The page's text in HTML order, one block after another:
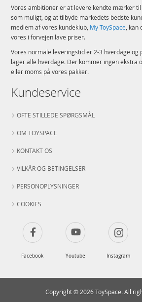
Vores ambitioner er at levere kendte mærker
som muligt, og at tilbyde markedets bedste
medlem af vores kundeklub, My ToySpace, kan
vores i forvejen lave priser.
Vores normale leveringstid er 2-3 hverdage og
lager alle hverdage. Der kommer ingen ekstra
eller moms på vores pakker.
Kundeservice
OFTE STILLEDE SPØRGSMÅL
OM TOYSPACE
KONTAKT OS
VILKÅR OG BETINGELSER
PERSONOPLYSNINGER
COOKIES
Facebook Youtube Instagram
Copyright © 2026 ToySpace. All